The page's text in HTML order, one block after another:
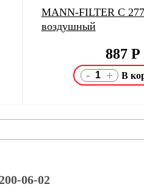
MANN-FILTER C
воздушный
887Р
- +
06-02